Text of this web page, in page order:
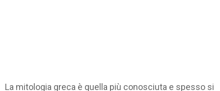
La mitologia greca è quella più conosciuta e spesso si